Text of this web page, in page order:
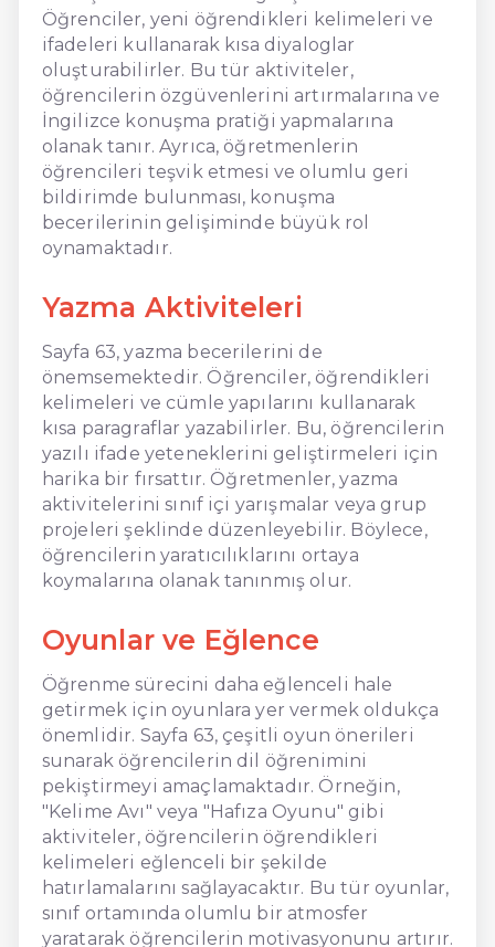
Öğrenciler, yeni öğrendikleri kelimeleri ve
ifadeleri kullanarak kısa diyaloglar
oluşturabilirler. Bu tür aktiviteler,
öğrencilerin özgüvenlerini artırmalarına ve
İngilizce konuşma pratiği yapmalarına
olanak tanır. Ayrıca, öğretmenlerin
öğrencileri teşvik etmesi ve olumlu geri
bildirimde bulunması, konuşma
becerilerinin gelişiminde büyük rol
oynamaktadır.
Yazma Aktiviteleri
Sayfa 63, yazma becerilerini de
önemsemektedir. Öğrenciler, öğrendikleri
kelimeleri ve cümle yapılarını kullanarak
kısa paragraflar yazabilirler. Bu, öğrencilerin
yazılı ifade yeteneklerini geliştirmeleri için
harika bir fırsattır. Öğretmenler, yazma
aktivitelerini sınıf içi yarışmalar veya grup
projeleri şeklinde düzenleyebilir. Böylece,
öğrencilerin yaratıcılıklarını ortaya
koymalarına olanak tanınmış olur.
Oyunlar ve Eğlence
Öğrenme sürecini daha eğlenceli hale
getirmek için oyunlara yer vermek oldukça
önemlidir. Sayfa 63, çeşitli oyun önerileri
sunarak öğrencilerin dil öğrenimini
pekiştirmeyi amaçlamaktadır. Örneğin,
"Kelime Avı" veya "Hafıza Oyunu" gibi
aktiviteler, öğrencilerin öğrendikleri
kelimeleri eğlenceli bir şekilde
hatırlamalarını sağlayacaktır. Bu tür oyunlar,
sınıf ortamında olumlu bir atmosfer
yaratarak öğrencilerin motivasyonunu artırır.